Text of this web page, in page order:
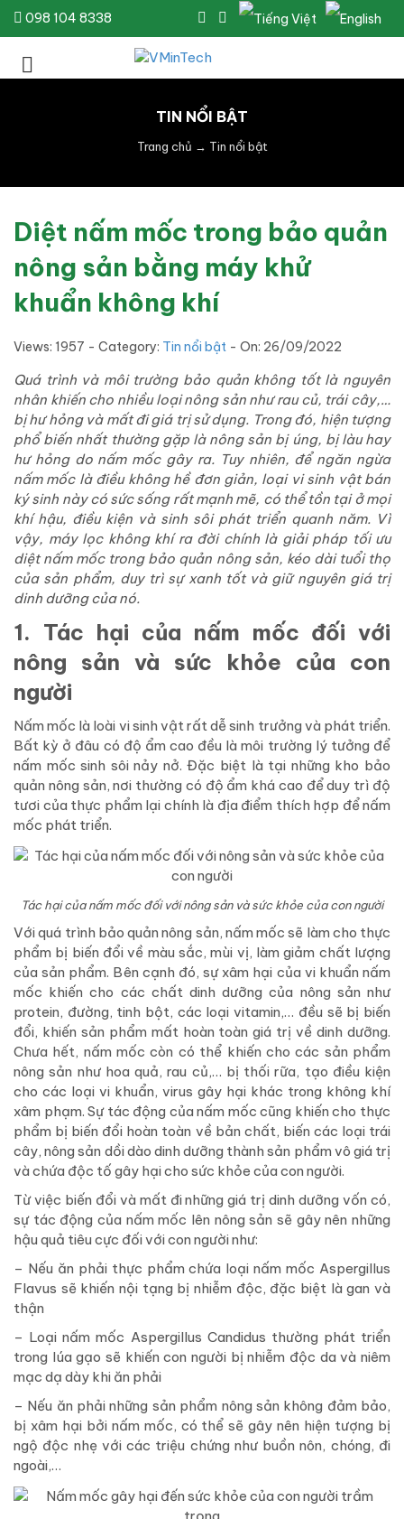
098 104 8338
TIN NỔI BẬT
Trang chủ → Tin nổi bật
Diệt nấm mốc trong bảo quản
nông sản bằng máy khử
khuẩn không khí
Views: 1957 - Category: Tin nổi bật - On: 26/09/2022
Quá trình và môi trường bảo quản không tốt là nguyên
nhân khiến cho nhiều loại nông sản như rau củ, trái cây,…
bị hư hỏng và mất đi giá trị sử dụng. Trong đó, hiện tượng
phổ biến nhất thường gặp là nông sản bị úng, bị làu hay
hư hỏng do nấm mốc gây ra. Tuy nhiên, để ngăn ngừa
nấm mốc là điều không hề đơn giản, loại vi sinh vật bán
ký sinh này có sức sống rất mạnh mẽ, có thể tồn tại ở mọi
khí hậu, điều kiện và sinh sôi phát triển quanh năm. Vì
vậy, máy lọc không khí ra đời chính là giải pháp tối ưu
diệt nấm mốc trong bảo quản nông sản, kéo dài tuổi thọ
của sản phẩm, duy trì sự xanh tốt và giữ nguyên giá trị
dinh dưỡng của nó.
1. Tác hại của nấm mốc đối với
nông sản và sức khỏe của con
người
Nấm mốc là loài vi sinh vật rất dễ sinh trưởng và phát triển.
Bất kỳ ở đâu có độ ẩm cao đều là môi trường lý tưởng để
nấm mốc sinh sôi nảy nở. Đặc biệt là tại những kho bảo
quản nông sản, nơi thường có độ ẩm khá cao để duy trì độ
tươi của thực phẩm lại chính là địa điểm thích hợp để nấm
mốc phát triển.
Tác hại của nấm mốc đối với nông sản và sức khỏe của con người
Với quá trình bảo quản nông sản, nấm mốc sẽ làm cho thực
phẩm bị biến đổi về màu sắc, mùi vị, làm giảm chất lượng
của sản phẩm. Bên cạnh đó, sự xâm hại của vi khuẩn nấm
mốc khiến cho các chất dinh dưỡng của nông sản như
protein, đường, tinh bột, các loại vitamin,… đều sẽ bị biến
đổi, khiến sản phẩm mất hoàn toàn giá trị về dinh dưỡng.
Chưa hết, nấm mốc còn có thể khiến cho các sản phẩm
nông sản như hoa quả, rau củ,… bị thối rữa, tạo điều kiện
cho các loại vi khuẩn, virus gây hại khác trong không khí
xâm phạm. Sự tác động của nấm mốc cũng khiến cho thực
phẩm bị biến đổi hoàn toàn về bản chất, biến các loại trái
cây, nông sản dồi dào dinh dưỡng thành sản phẩm vô giá trị
và chứa độc tố gây hại cho sức khỏe của con người.
Từ việc biến đổi và mất đi những giá trị dinh dưỡng vốn có,
sự tác động của nấm mốc lên nông sản sẽ gây nên những
hậu quả tiêu cực đối với con người như:
– Nếu ăn phải thực phẩm chứa loại nấm mốc Aspergillus
Flavus sẽ khiến nội tạng bị nhiễm độc, đặc biệt là gan và
thận
– Loại nấm mốc Aspergillus Candidus thường phát triển
trong lúa gạo sẽ khiến con người bị nhiễm độc da và niêm
mạc dạ dày khi ăn phải
– Nếu ăn phải những sản phẩm nông sản không đảm bảo,
bị xâm hại bởi nấm mốc, có thể sẽ gây nên hiện tượng bị
ngộ độc nhẹ với các triệu chứng như buồn nôn, chóng, đi
ngoài,…